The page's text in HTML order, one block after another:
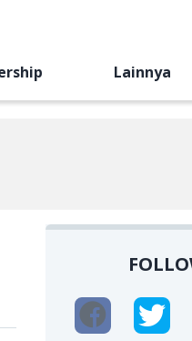
Lainnya